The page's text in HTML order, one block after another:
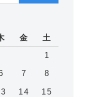
金 土
1
7 8
14
15